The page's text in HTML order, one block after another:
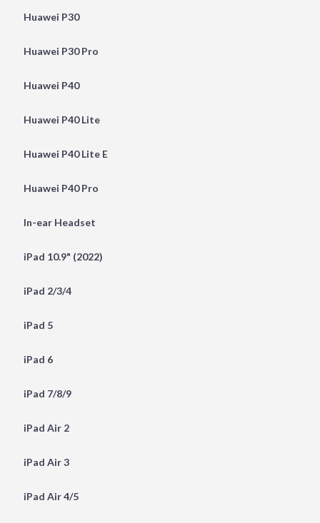
Huawei P30
Huawei P30 Pro
Huawei P40
Huawei P40 Lite
Huawei P40 Lite E
Huawei P40 Pro
In-ear Headset
iPad 10.9" (2022)
iPad 2/3/4
iPad 5
iPad 6
iPad 7/8/9
iPad Air 2
iPad Air 3
iPad Air 4/5